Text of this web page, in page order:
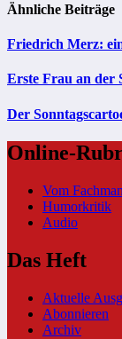
Ähnliche Beiträge
Friedrich Merz:
Erste Frau an der
Der
Online-
Vom
Humorkritik
Audio
Das Heft
Aktuelle
Abonnieren
Archiv